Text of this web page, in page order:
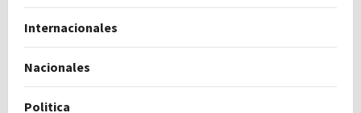
Internacionales
Nacionales
Politica